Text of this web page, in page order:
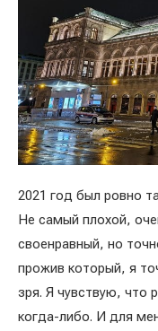
2021 год был ровно
Не самый плохой,
своенравный, но
прожив который, я
зря. Я чувствую, что
когда-либо. И для